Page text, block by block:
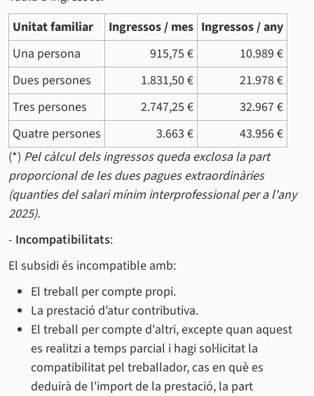
Unitat familiar
Ingressos / mes Ingressos / any
Una persona
915,75 €
10.989 €
Dues persones
1.831,50 €
21.978 €
Tres persones
2.747,25 €
32.967 €
Quatre persones
3.663 €
43.956 €
(*) Pel càlcul dels ingressos queda exclosa la part
proporcional de les dues pagues extraordinàries
(quanties del salari mínim interprofessional per a l'any
2025).
- Incompatibilitats:
El subsidi és incompatible amb:
El treball per compte propi.
La prestació d’atur contributiva.
El treball per compte d'altri, excepte quan aquest
es realitzi a temps parcial i hagi sol·licitat la
compatibilitat pel treballador, cas en què es
deduirà de l'import de la prestació, la part